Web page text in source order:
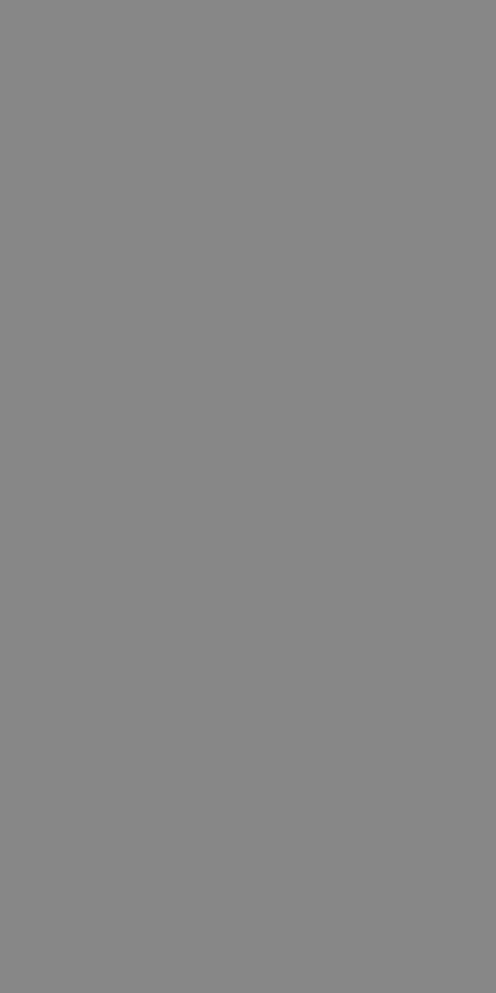
l'utilizzo
domini.
Script.com
di siti
e misurare le
di siti
e misurare le
dall'operatore
di Google) per